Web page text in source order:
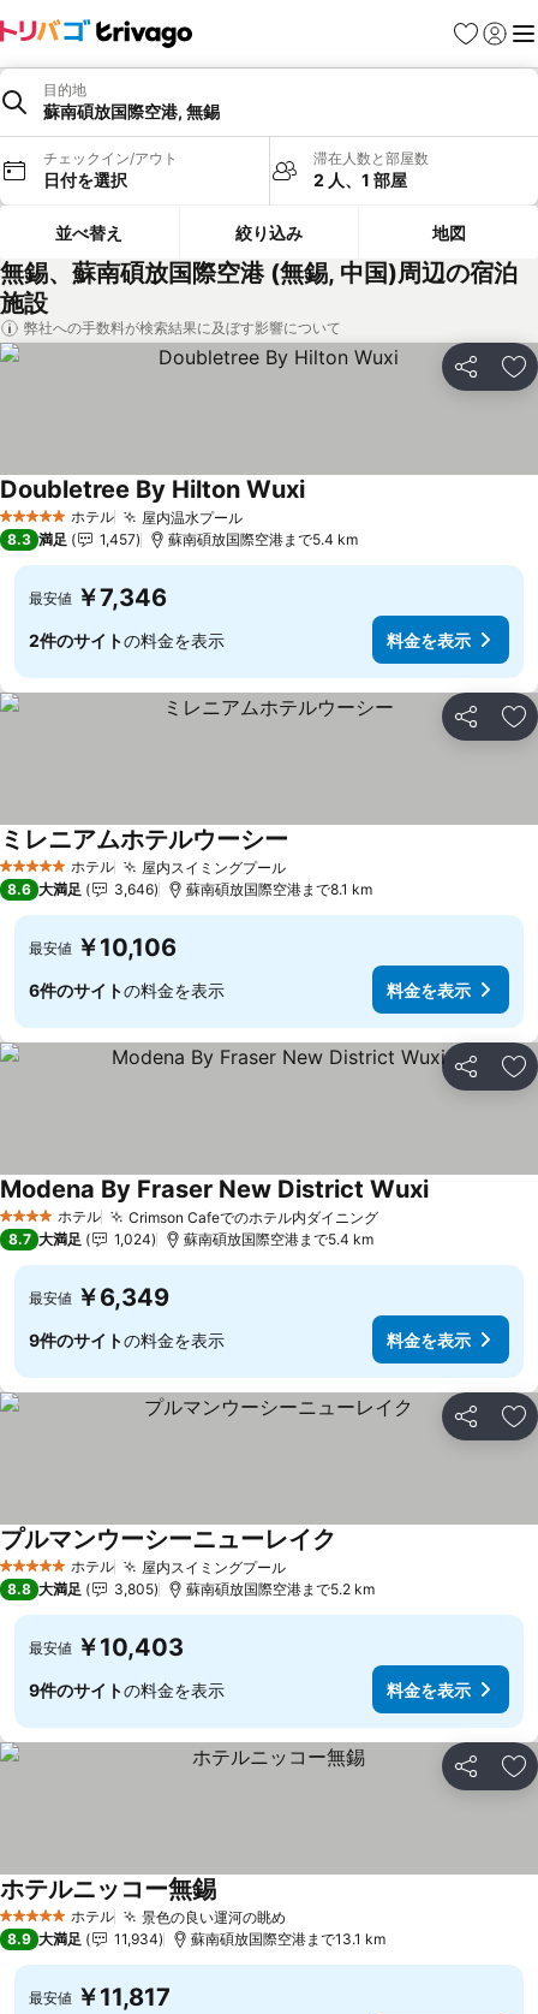
お気に入り
ログイ
メ
目的地
蘇南碩放国際空港, 無錫
チェックイン/アウト
日付を選択
滞在人数と部屋数
2 人、1 部屋
並べ替え 絞り込み 地図
無錫、蘇南碩放国際空港 (無錫, 中国)周辺の宿泊
施設
弊社への手数料が検索結果に及ぼす影響について
シェア お
5 ホテルのランク
ホテル 屋内温水プール
Doubletree By Hilton Wuxi
8.3 満足 1,457 蘇南碩放国際空港まで5.4 km
最安値 ￥7,346
2件のサイトの料金を表示 料金を表示
シェア お
5 ホテルのランク
ホテル 屋内スイミングプール
ミレニアムホテルウーシー
8.6 大満足 3,646 蘇南碩放国際空港まで8.1 km
最安値 ￥10,106
6件のサイトの料金を表示 料金を表示
シェア お
4 ホテルのランク
ホテル Crimson Cafeでのホテル内ダイニング
Modena By Fraser New District Wuxi
8.7 大満足 1,024 蘇南碩放国際空港まで5.4 km
最安値 ￥6,349
9件のサイトの料金を表示 料金を表示
シェア お
5 ホテルのランク
ホテル 屋内スイミングプール
プルマンウーシーニューレイク
8.8 大満足 3,805 蘇南碩放国際空港まで5.2 km
最安値 ￥10,403
9件のサイトの料金を表示 料金を表示
シェア お
5 ホテルのランク
ホテル 景色の良い運河の眺め
ホテルニッコー無錫
8.9 大満足 11,934 蘇南碩放国際空港まで13.1 km
最安値 ￥11,817